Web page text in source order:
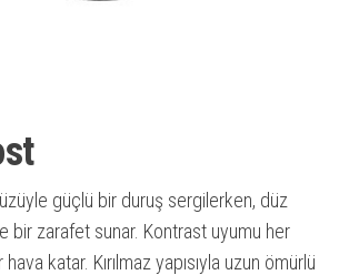
güçlü bir duruş sergilerken, düz
bir zarafet sunar. Kontrast uyumu her
katar. Kırılmaz yapısıyla uzun ömürlü